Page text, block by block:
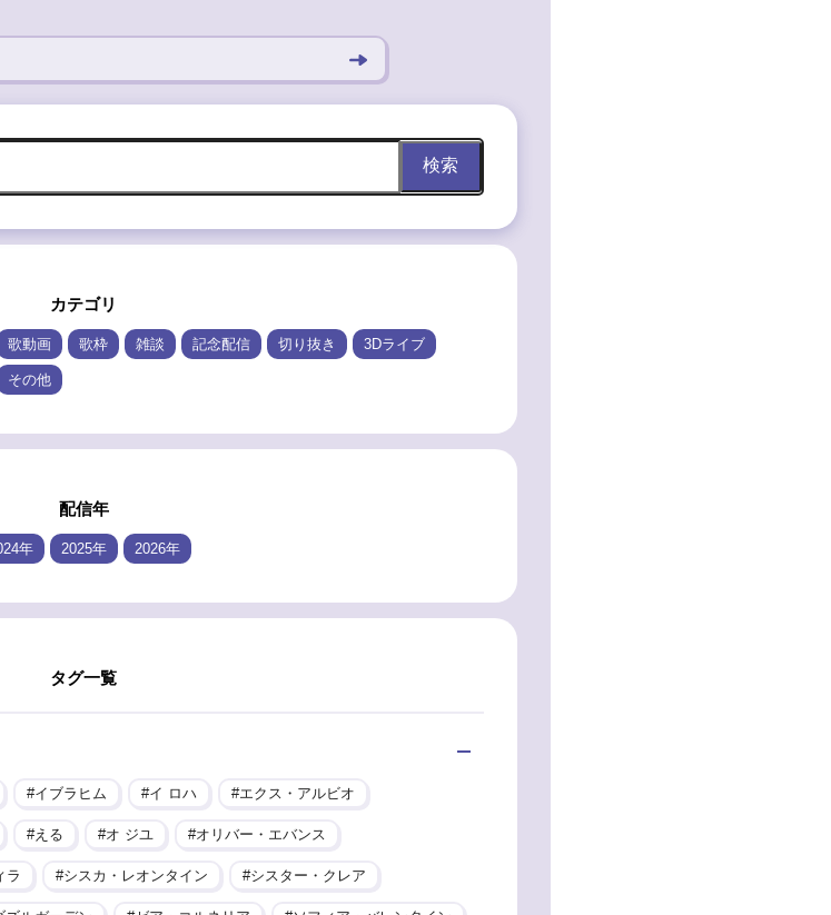
検索
カテゴリ
歌動画 歌枠 雑談 記念配信 切り抜き 3Dライブ
その他
配信年
年 2025年 2026年
タグ一覧
イブラヒム イ ロハ エクス・アルビオ
える オ ジユ オリバー・エバンス
ラ シスカ・レオンタイン シスター・クレア